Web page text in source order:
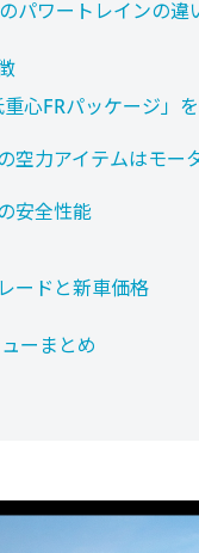
パワートレインの違
心FRパッケージ」
空力アイテムはモー
安全性能
ードと新車価格
ーまとめ